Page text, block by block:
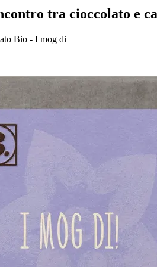
tra cioccolato e
Bio - I mog di